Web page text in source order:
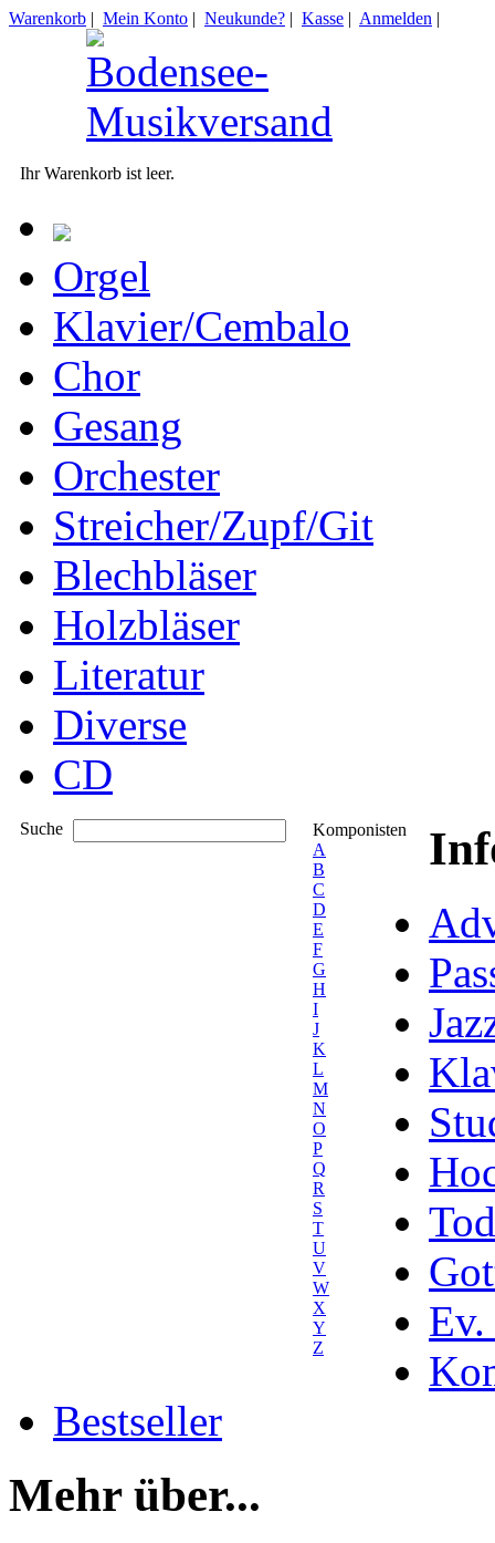
Warenkorb | Mein Konto | Neukunde? | Kasse | Anmelden |
Ihr Warenkorb ist leer.
Orgel
Klavier/Cembalo
Chor
Gesang
Orchester
Streicher/Zupf/Git
Blechbläser
Holzbläser
Literatur
Diverse
CD
Suche
Komponisten
A
B
C
D
E
F
G
H
I
J
K
L
M
N
O
P
Q
R
S
T
U
V
W
X
Y
Z
Ev.
Bestseller
Mehr über...